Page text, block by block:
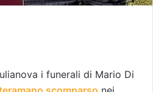
i funerali di Mario Di